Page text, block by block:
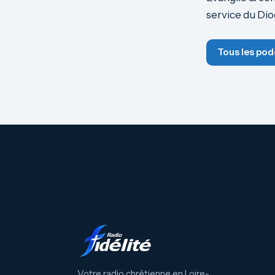
service du
Tous les